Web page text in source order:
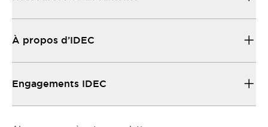
À propos d’IDEC
Engagements IDEC